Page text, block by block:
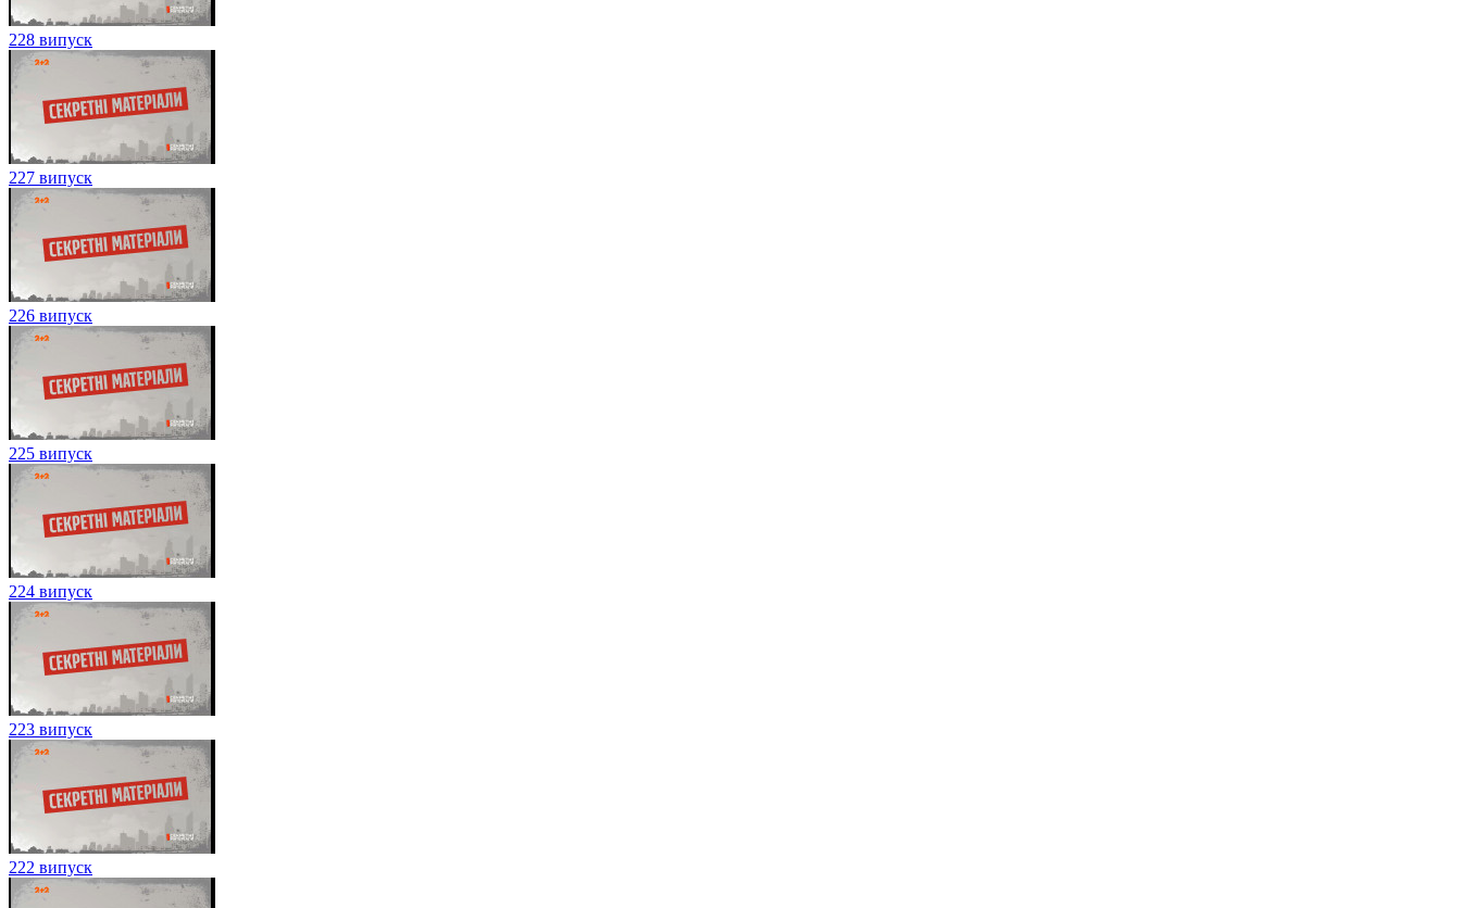
228 випуск
227 випуск
226 випуск
225 випуск
224 випуск
223 випуск
222 випуск